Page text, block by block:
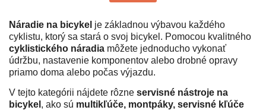
Náradie na bicykel je základnou výbavou každého
cyklistu, ktorý sa stará o svoj bicykel. Pomocou kvalitného
cyklistického náradia môžete jednoducho vykonať
údržbu, nastavenie komponentov alebo drobné opravy
priamo doma alebo počas výjazdu.
V tejto kategórii nájdete rôzne servisné nástroje na
bicykel , ako sú multikľúče, montpáky, servisné kľúče